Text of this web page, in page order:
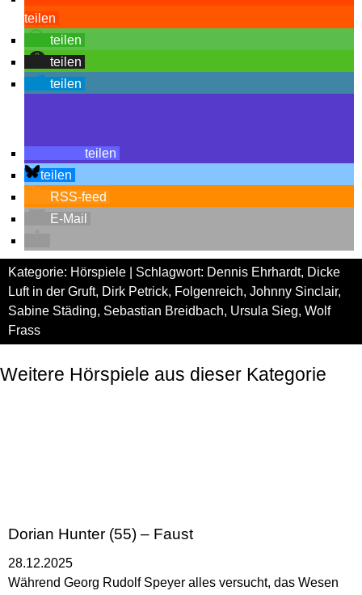
teilen
teilen
teilen
teilen
teilen
teilen
RSS-feed
E-Mail
Kategorie: Hörspiele | Schlagwort: Dennis Ehrhardt, Dicke
Luft in der Gruft, Dirk Petrick, Folgenreich, Johnny Sinclair,
Sabine Städing, Sebastian Breidbach, Ursula Sieg, Wolf
Frass
Weitere Hörspiele aus dieser Kategorie
Dorian Hunter (55) – Faust
28.12.2025
Während Georg Rudolf Speyer alles versucht, das Wesen